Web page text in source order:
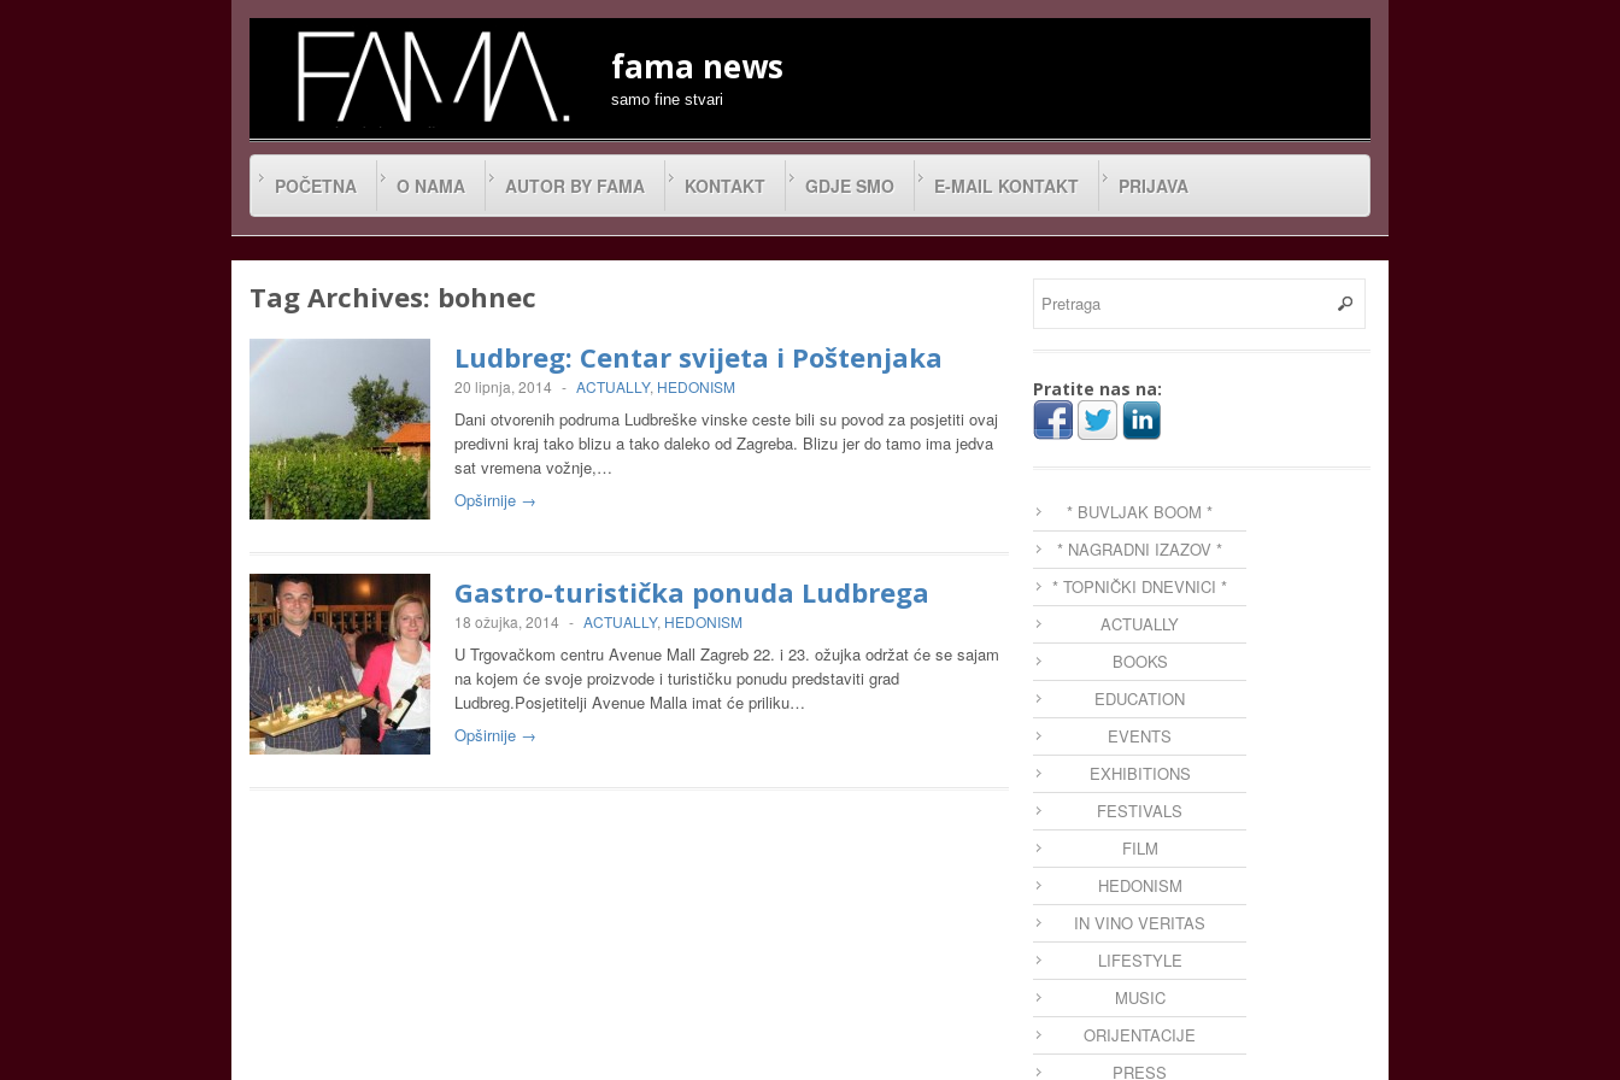
fama news
samo fine stvari
POČETNA O NAMA AUTOR BY FAMA KONTAKT GDJE SMO E-MAIL KONTAKT PRIJAVA
Tag Archives: bohnec
Ludbreg: Centar svijeta i Poštenjaka
20 lipnja, 2014 - ACTUALLY, HEDONISM
Dani otvorenih podruma Ludbreške vinske ceste bili su povod za posjetiti ovaj
predivni kraj tako blizu a tako daleko od Zagreba. Blizu jer do tamo ima jedva
sat vremena vožnje,…
Opširnije →
Gastro-turistička ponuda Ludbrega
18 ožujka, 2014 - ACTUALLY, HEDONISM
U Trgovačkom centru Avenue Mall Zagreb 22. i 23. ožujka održat će se sajam
na kojem će svoje proizvode i turističku ponudu predstaviti grad
Ludbreg.Posjetitelji Avenue Malla imat će priliku…
Opširnije →
Pratite nas na:
* BUVLJAK BOOM *
* NAGRADNI IZAZOV *
* TOPNIČKI DNEVNICI *
ACTUALLY
BOOKS
EDUCATION
EVENTS
EXHIBITIONS
FESTIVALS
FILM
HEDONISM
IN VINO VERITAS
LIFESTYLE
MUSIC
ORIJENTACIJE
PRESS